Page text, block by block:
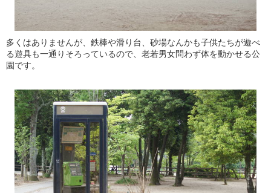
多くはありませんが、鉄棒や滑り台、砂場なんかも子供たちが遊べ
る遊具も一通りそろっているので、老若男女問わず体を動かせる公
園です。